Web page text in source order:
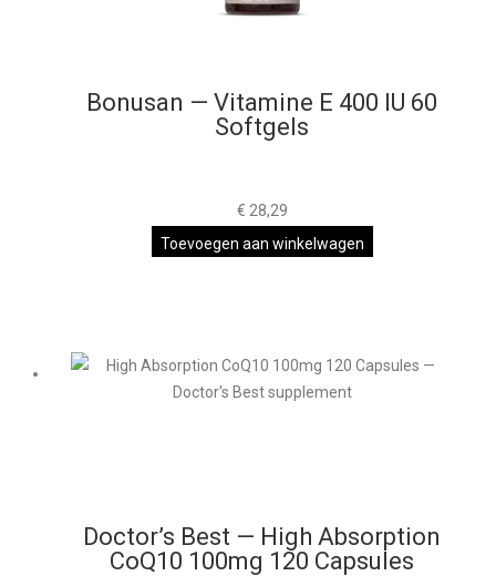
Bonusan — Vitamine E 400 IU 60
Softgels
€ 28,29
Toevoegen aan winkelwagen
Doctor’s Best — High Absorption
CoQ10 100mg 120 Capsules